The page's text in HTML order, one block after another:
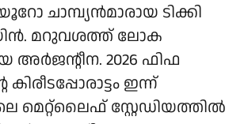
ചാമ്പ്യൻമാരായ ടിക്കി
മറുവശത്ത് ലോക
അർജന്റീന. 2026 ഫിഫ
ഇന്ന്
മെറ്റ്‌ലൈഫ് സ്റ്റേഡിയത്തിൽ